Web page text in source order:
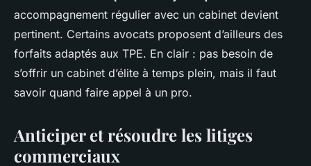
accompagnement régulier avec un cabinet devient
pertinent. Certains avocats proposent d’ailleurs des
forfaits adaptés aux TPE. En clair : pas besoin de
s’offrir un cabinet d’élite à temps plein, mais il faut
savoir quand faire appel à un pro.
Anticiper et résoudre les litiges
commerciaux